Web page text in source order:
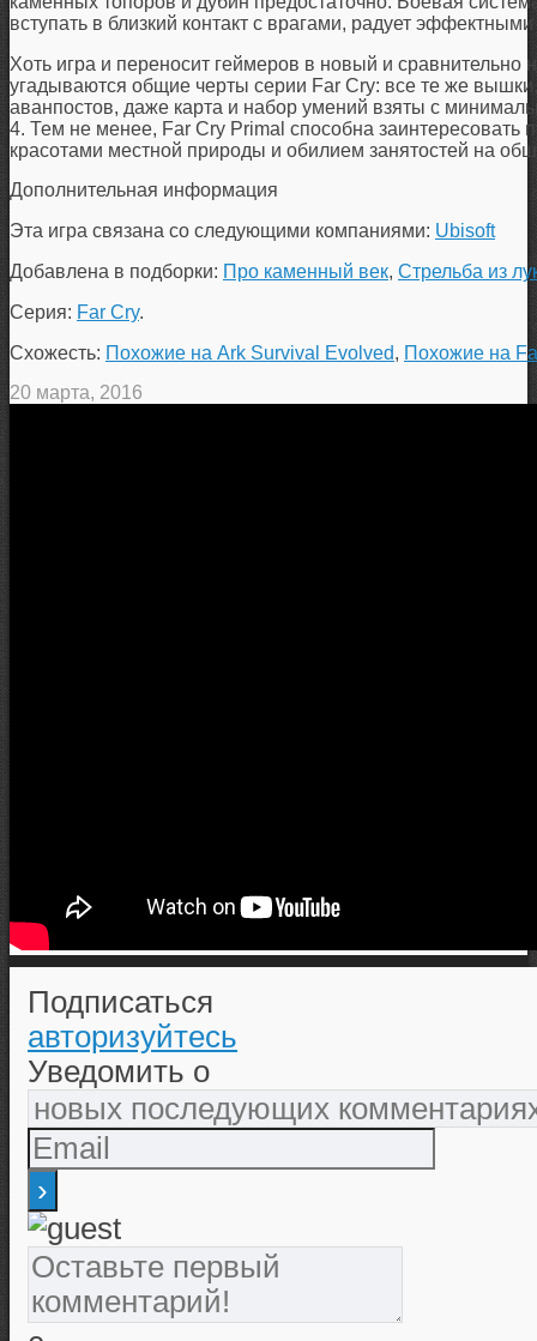
вступать в близкий контакт с врагами, радует
Хоть игра и переносит геймеров в новый и сравнительно
угадываются общие черты серии Far Cry: все те же
аванпостов, даже карта и набор умений взяты с
4. Тем не менее, Far Cry Primal способна
красотами местной природы и обилием занятостей на
Дополнительная информация
Эта игра связана со следующими компаниями: Ubisoft
Добавлена в подборки: Про каменный век, Стрельба из
Серия: Far Cry.
Схожесть: Похожие на Ark Survival Evolved, Похожие на
20 марта, 2016
Подписаться
авторизуйтесь
Уведомить о